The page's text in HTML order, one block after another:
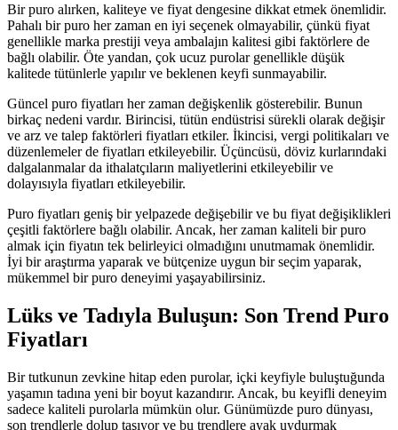
Bir puro alırken, kaliteye ve fiyat dengesine dikkat etmek önemlidir.
Pahalı bir puro her zaman en iyi seçenek olmayabilir, çünkü fiyat
genellikle marka prestiji veya ambalajın kalitesi gibi faktörlere de
bağlı olabilir. Öte yandan, çok ucuz purolar genellikle düşük
kalitede tütünlerle yapılır ve beklenen keyfi sunmayabilir.
Güncel puro fiyatları her zaman değişkenlik gösterebilir. Bunun
birkaç nedeni vardır. Birincisi, tütün endüstrisi sürekli olarak değişir
ve arz ve talep faktörleri fiyatları etkiler. İkincisi, vergi politikaları ve
düzenlemeler de fiyatları etkileyebilir. Üçüncüsü, döviz kurlarındaki
dalgalanmalar da ithalatçıların maliyetlerini etkileyebilir ve
dolayısıyla fiyatları etkileyebilir.
Puro fiyatları geniş bir yelpazede değişebilir ve bu fiyat değişiklikleri
çeşitli faktörlere bağlı olabilir. Ancak, her zaman kaliteli bir puro
almak için fiyatın tek belirleyici olmadığını unutmamak önemlidir.
İyi bir araştırma yaparak ve bütçenize uygun bir seçim yaparak,
mükemmel bir puro deneyimi yaşayabilirsiniz.
Lüks ve Tadıyla Buluşun: Son Trend Puro
Fiyatları
Bir tutkunun zevkine hitap eden purolar, içki keyfiyle buluştuğunda
yaşamın tadına yeni bir boyut kazandırır. Ancak, bu keyifli deneyim
sadece kaliteli purolarla mümkün olur. Günümüzde puro dünyası,
son trendlerle dolup taşıyor ve bu trendlere ayak uydurmak